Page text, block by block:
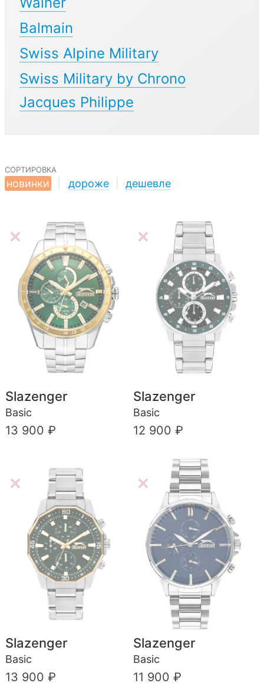
Balmain
Swiss Alpine Military
Swiss Military by Chrono
Jacques Philippe
сортировка
новинки
дороже дешевле
Slazenger
Basic
13 900 ₽
Slazenger
Basic
12 900 ₽
Slazenger
Basic
13 900 ₽
Slazenger
Basic
11 900 ₽